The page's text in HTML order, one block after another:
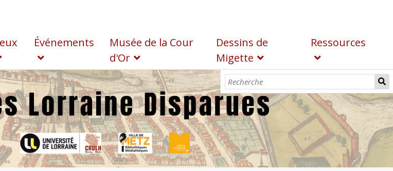
Événements
Musée de la Cour
d'Or
Dessins de
Migette
Ressources